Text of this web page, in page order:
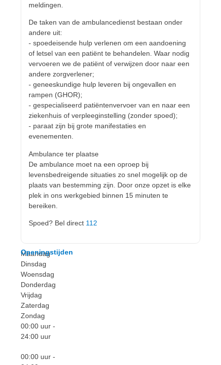
meldingen.
De taken van de ambulancedienst bestaan onder
andere uit:
- spoedeisende hulp verlenen om een aandoening
of letsel van een patiënt te behandelen. Waar nodig
vervoeren we de patiënt of verwijzen door naar een
andere zorgverlener;
- geneeskundige hulp leveren bij ongevallen en
rampen (GHOR);
- gespecialiseerd patiëntenvervoer van en naar een
ziekenhuis of verpleeginstelling (zonder spoed);
- paraat zijn bij grote manifestaties en
evenementen.
Ambulance ter plaatse
De ambulance moet na een oproep bij
levensbedreigende situaties zo snel mogelijk op de
plaats van bestemming zijn. Door onze opzet is elke
plek in ons werkgebied binnen 15 minuten te
bereiken.
Spoed? Bel direct 112
Openingstijden
Maandag
Dinsdag
Woensdag
Donderdag
Vrijdag
Zaterdag
Zondag
00:00 uur -
24:00 uur
00:00 uur -